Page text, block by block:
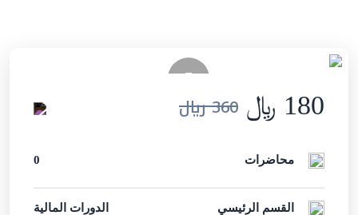
180 ﷼ 360 ﷼
محاضرات 0
القسم الرئيسي الدورات المالية